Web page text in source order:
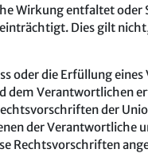
Wirkung entfaltet oder
Dies gilt
oder die Erfüllung eines
dem Verantwortlichen
der
der Verantwortliche
Rechtsvorschriften